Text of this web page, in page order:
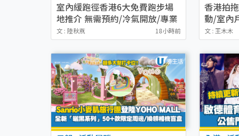
室內緩跑徑香港6大免費跑步場
地推介 無需預約/冷氣開放/專業
膠地不傷膝（附交通地址）
文 : 陸秋燕 18小時前
香港拍
動/室內
賞日落/
文 : 王木木